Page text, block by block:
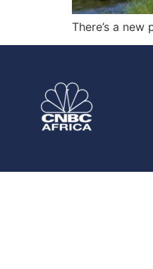
There’s a